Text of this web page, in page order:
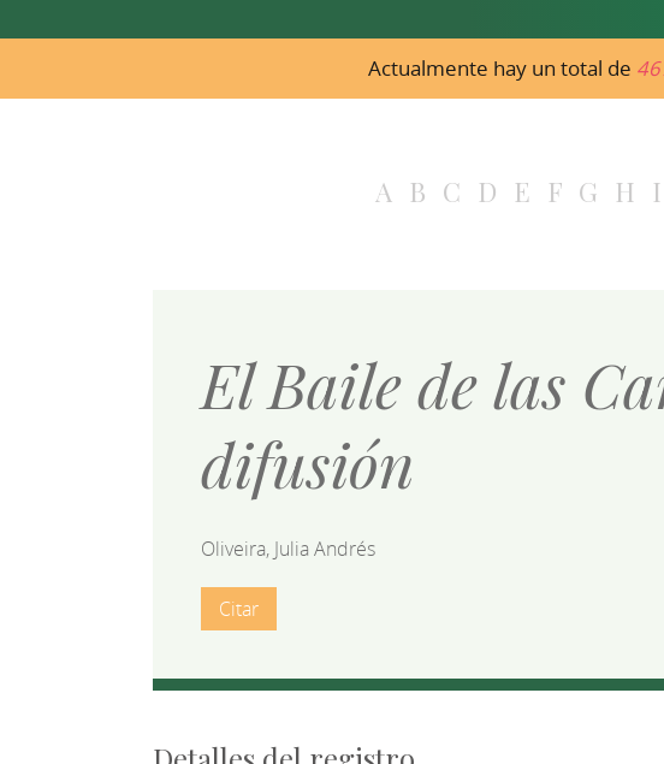
Actualmente hay un total de
A B C D E F G H I
El Baile de las
difusión
Oliveira, Julia Andrés
Citar